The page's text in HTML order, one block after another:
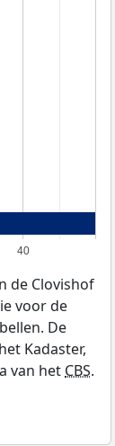
40
de Clovishof
voor de
De
Kadaster,
van hetCBS.